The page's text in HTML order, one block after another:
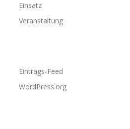
Einsatz
Veranstaltung
Eintrags-Feed
WordPress.org